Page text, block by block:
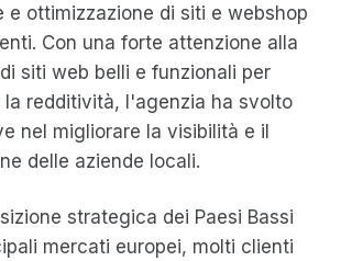
e ottimizzazione di siti e webshop
Con una forte attenzione alla
siti web belli e funzionali per
la redditività, l'agenzia ha svolto
nel migliorare la visibilità e il
delle aziende locali.
strategica dei Paesi Bassi
mercati europei, molti clienti